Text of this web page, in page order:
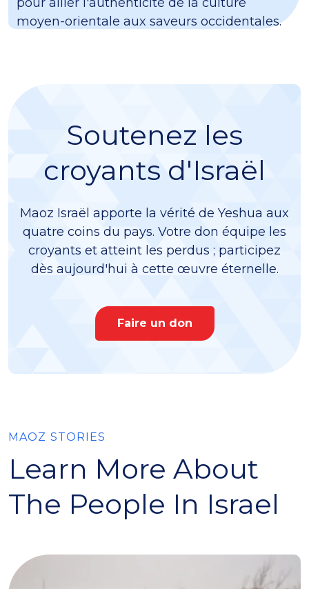
moyen-orientale aux saveurs occidentales.
Soutenez les
croyants d'Israël
Maoz Israël apporte la vérité de Yeshua aux
quatre coins du pays. Votre don équipe les
croyants et atteint les perdus ; participez
dès aujourd'hui à cette œuvre éternelle.
Faire un don
MAOZ STORIES
Learn More About
The People In Israel